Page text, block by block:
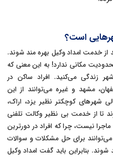
است؟
از خدمت امداد وکیل بهره مند شوند.
مکانی ندارد! به این معنی که
زندگی می‌کنید. افراد ساکن در
مشهد و غیره می‌توانند از این
شهرهای کوچکتر نظیر یزد، اراک،
تا از خدمت بی نظیر وکالت تلفنی
ماجرا نیست، چرا که افراد در دورترین
برای حل مشکلات و سوالات
بنابراین باید گفت امداد وکیل